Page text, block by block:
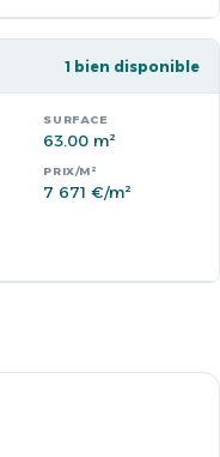
1 bien disponible
63.00 m²
7 671 €/m²